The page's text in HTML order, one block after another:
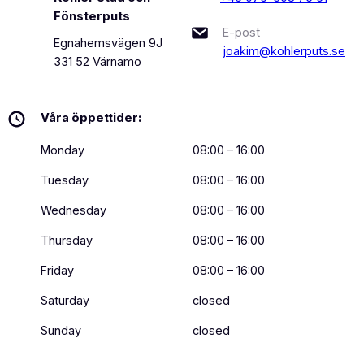
Fönsterputs
Egnahemsvägen 9J
331 52 Värnamo
E-post
joakim@kohlerputs.se
Våra öppettider:
Monday 08:00 – 16:00
Tuesday 08:00 – 16:00
Wednesday 08:00 – 16:00
Thursday 08:00 – 16:00
Friday 08:00 – 16:00
Saturday closed
Sunday closed